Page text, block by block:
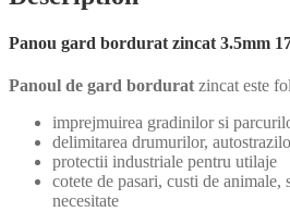
Panou gard bordurat zincat 3.5mm
Panoul de gard bordurat zincat este
imprejmuirea gradinilor si
delimitarea drumurilor,
protectii industriale pentru utilaje
cotete de pasari, custi de animale,
necesitate